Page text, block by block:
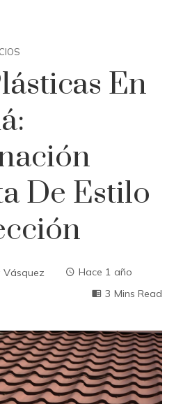
En
De Estilo
Vásquez
Hace 1 año
3 Mins Read